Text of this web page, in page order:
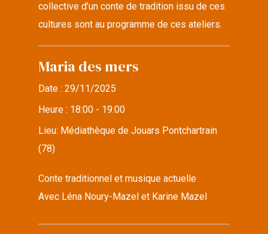
collective d’un conte de tradition issu de ces
cultures sont au programme de ces ateliers.
Maria des mers
Date :29/11/2025
Heure : 18:00 - 19:00
Lieu: Médiathèque de Jouars Pontchartrain
(78)
Conte traditionnel et musique actuelle
Avec Léna Noury-Mazel et Karine Mazel